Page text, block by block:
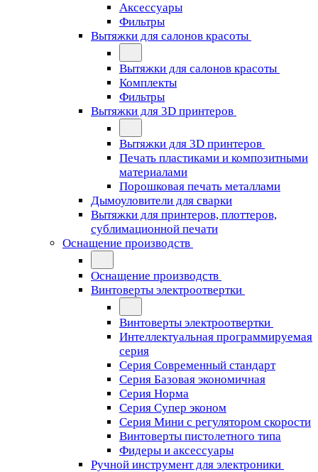
Аксессуары
Фильтры
Вытяжки для салонов красоты
Вытяжки для салонов красоты
Комплекты
Фильтры
Вытяжки для 3D принтеров
Вытяжки для 3D принтеров
Печать пластиками и композитными
материалами
Порошковая печать металлами
Дымоуловители для сварки
Вытяжки для принтеров, плоттеров,
сублимационной печати
Оснащение производств
Оснащение производств
Винтоверты электроотвертки
Винтоверты электроотвертки
Интеллектуальная программируемая
серия
Серия Современный стандарт
Серия Базовая экономичная
Серия Норма
Серия Cупер эконом
Серия Мини с регулятором скорости
Винтоверты пистолетного типа
Фидеры и аксессуары
Ручной инструмент для электроники